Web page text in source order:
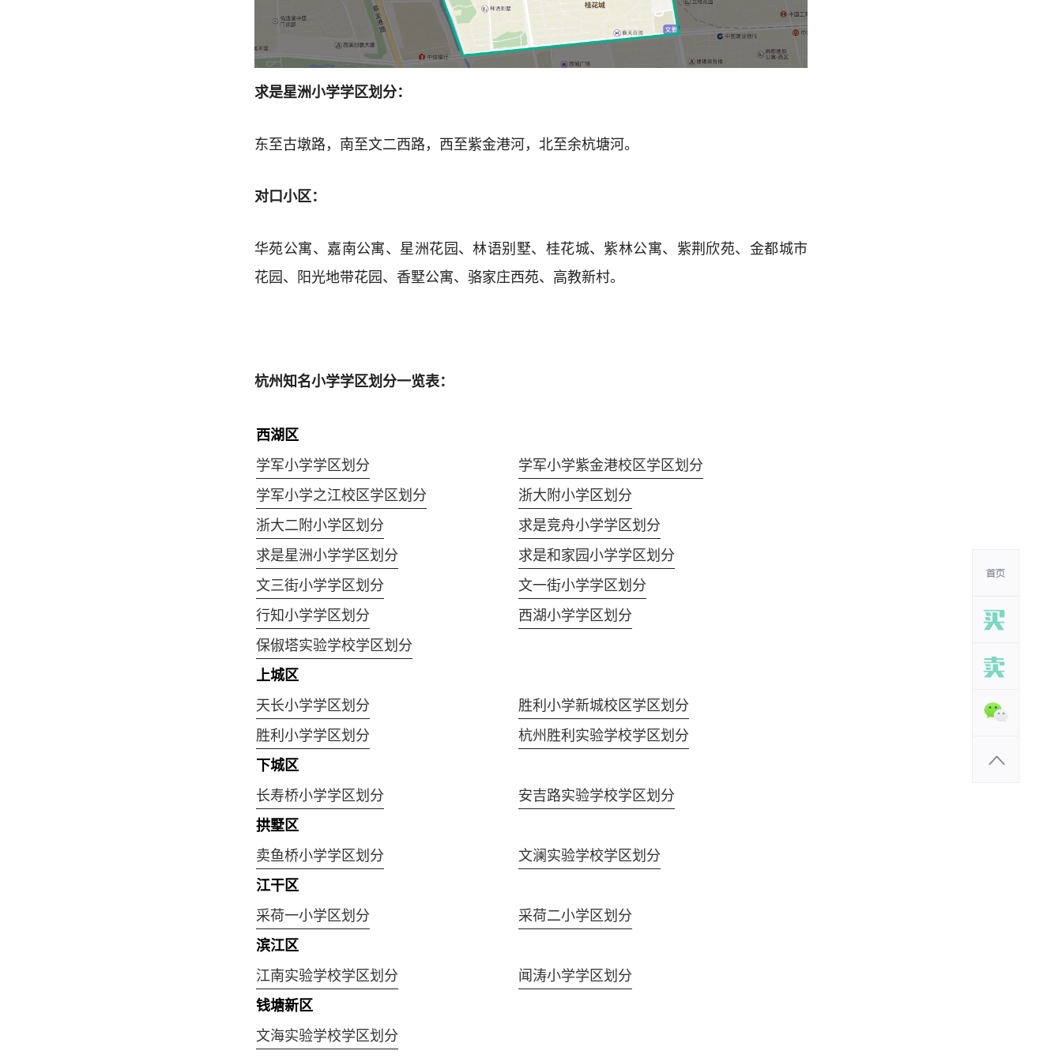
求是星洲小学学区划分：
东至古墩路，南至文二西路，西至紫金港河，北至余杭塘河。
对口小区：
华苑公寓、嘉南公寓、星洲花园、林语别墅、桂花城、紫林公寓、紫荆欣苑、金都城市
花园、阳光地带花园、香墅公寓、骆家庄西苑、高教新村。
杭州知名小学学区划分一览表：
西湖区
学军小学学区划分
学军小学紫金港校区学区划分
学军小学之江校区学区划分
浙大附小学区划分
浙大二附小学区划分
求是竞舟小学学区划分
求是星洲小学学区划分
求是和家园小学学区划分
文三街小学学区划分
文一街小学学区划分
行知小学学区划分
西湖小学学区划分
保俶塔实验学校学区划分
上城区
天长小学学区划分
胜利小学新城校区学区划分
胜利小学学区划分
杭州胜利实验学校学区划分
下城区
长寿桥小学学区划分 安吉路实验学校学区划分
拱墅区
卖鱼桥小学学区划分 文澜实验学校学区划分
江干区
采荷一小学区划分 采荷二小学区划分
滨江区
江南实验学校学区划分 闻涛小学学区划分
钱塘新区
文海实验学校学区划分